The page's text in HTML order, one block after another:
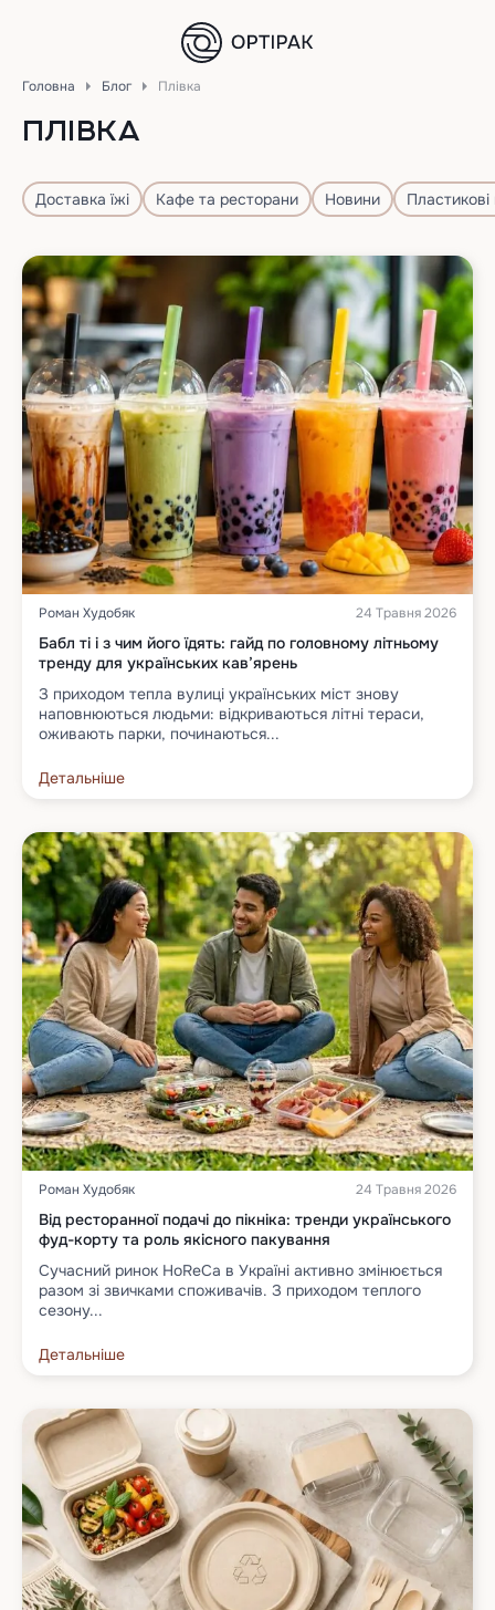
Головна Блог Плівка
ПЛІВКА
Доставка їжі Кафе та ресторани Новини
Роман Худобяк 24 Травня 2026
Бабл ті і з чим його їдять: гайд по головному літньому
тренду для українських кав’ярень
З приходом тепла вулиці українських міст знову
наповнюються людьми: відкриваються літні тераси,
оживають парки, починаються...
Детальніше
Роман Худобяк 24 Травня 2026
Від ресторанної подачі до пікніка: тренди українського
фуд-корту та роль якісного пакування
Сучасний ринок HoReCa в Україні активно змінюється
разом зі звичками споживачів. З приходом теплого
сезону...
Детальніше